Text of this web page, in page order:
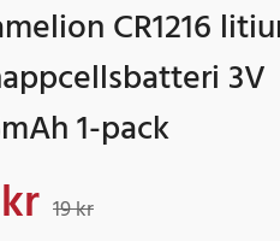
CR1216
3V
1-pack
pris
19 kr